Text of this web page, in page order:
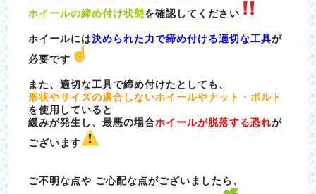
ホイールの締め付け状態を確認してください
ホイールには決められた力で締め付ける適切な工具が
必要です
また、適切な工具で締め付けたとしても、
形状やサイズの適合しないホイールやナット・ ボルト
を使用していると
緩みが発生し、 最悪の場合ホイールが脱落する恐れが
ございます
ご不明な点や ご心配な点がございましたら、